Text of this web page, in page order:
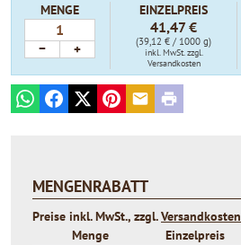
MENGE
− +
EINZELPREIS
41,47 €
(39,12 € / 1000 g)
inkl. MwSt.zzgl.
Versandkosten
WhatsAppFacebook
X PinterestE-mailPrint
MENGENRABATT
Preise inkl. MwSt., zzgl.Versandkosten
Menge
Einzelpreis